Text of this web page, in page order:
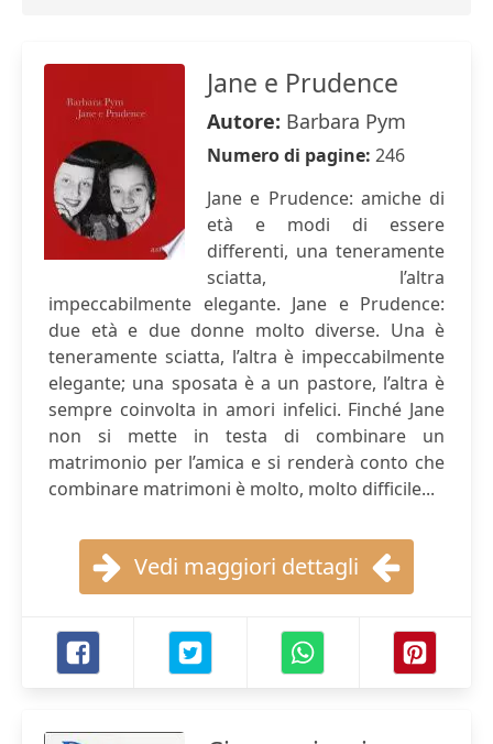
Jane e Prudence
Autore: Barbara Pym
Numero di pagine: 246
Jane e Prudence: amiche di
età e modi di essere
differenti, una teneramente
sciatta, l’altra
impeccabilmente elegante. Jane e Prudence:
due età e due donne molto diverse. Una è
teneramente sciatta, l’altra è impeccabilmente
elegante; una sposata è a un pastore, l’altra è
sempre coinvolta in amori infelici. Finché Jane
non si mette in testa di combinare un
matrimonio per l’amica e si renderà conto che
combinare matrimoni è molto, molto difficile...
Vedi maggiori dettagli